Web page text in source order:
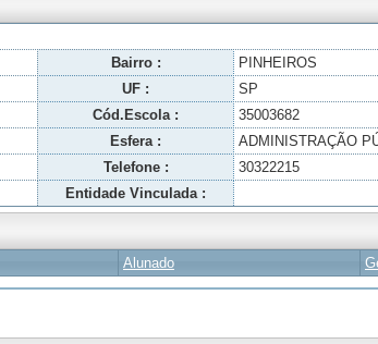
Bairro :
PINHEIROS
UF :
SP
Cód.Escola :
35003682
Esfera :
ADMINISTRAÇÃO
Telefone :
30322215
Entidade Vinculada :
Alunado